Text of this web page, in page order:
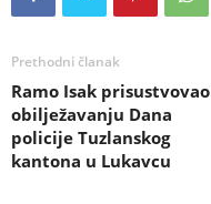
Prethodni članak
Ramo Isak prisustvovao
obilježavanju Dana
policije Tuzlanskog
kantona u Lukavcu